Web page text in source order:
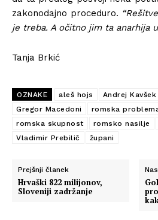
zakonodajno proceduro. “R
je treba. A očitno jim ta anarhija
Tanja Brkić
OZNAKE aleš hojs Andrej Kavšek
Gregor Macedoni
romska
romska skupnost
romsko nasilje
Vladimir Prebilič
župani
Prejšnji članek
Hrvaški 822 milijonov,
Sloveniji zadržanje